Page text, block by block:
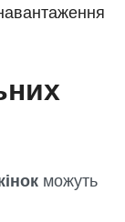
можуть